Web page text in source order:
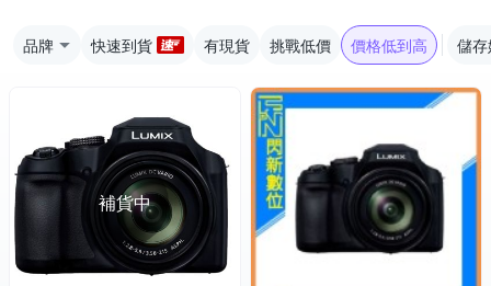
品牌 快速到貨 有現貨 挑戰低價 價格低到高 儲
補貨中